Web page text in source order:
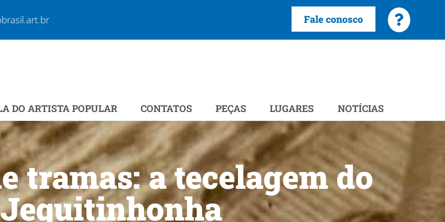
Fale conosco
DO ARTISTA POPULAR CONTATOS PEÇAS LUGARES NOTÍCIAS
tramas: a tecelagem do
Jequitinhonha